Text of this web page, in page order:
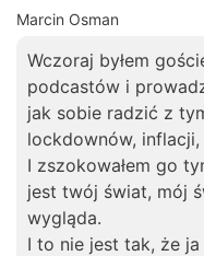
Marcin Osman
Wczoraj byłem
podcastów i
jak sobie radzić z
lockdownów,
I zszokowałem go
jest twój świat, mój
wygląda.
I to nie jest tak, że